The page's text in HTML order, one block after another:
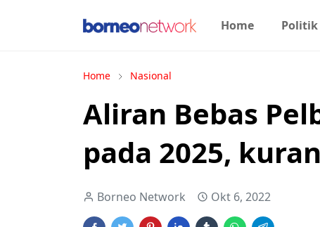
Home Politik
Home Nasional
Aliran Bebas
pada 2025,
Borneo Network Okt 6, 2022